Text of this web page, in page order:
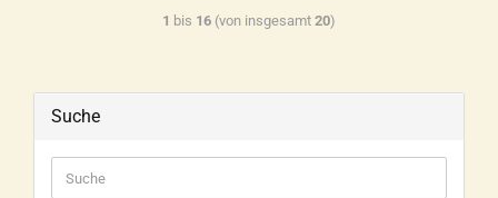
1 bis 16 (von insgesamt 20)
Suche